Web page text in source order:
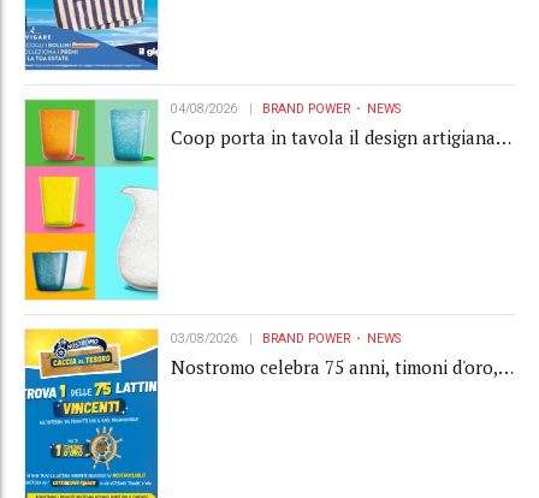
04/08/2026 BRAND POWER NEWS
Coop porta in tavola il design artigianale
03/08/2026 BRAND POWER NEWS
Nostromo celebra 75 anni, timoni d'oro,